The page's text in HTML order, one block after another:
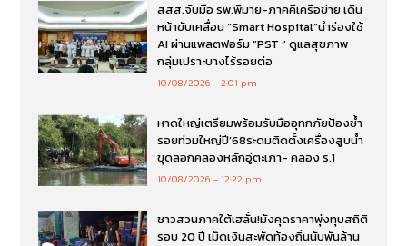
สสส.จับมือ รพ.พิมาย-ภาคคีเครือข่าย เดิน
หน้าขับเคลื่อน “Smart Hospital”นำร่องใช้
AI ผ่านแพลตฟอร์ม “PST ” ดูแลสุขภาพ
กลุ่มเปราะบางไร้รอยต่อ
10/08/2026 2:01 pm
หาดใหญ่เตรียมพร้อมรับมืออุทกภัยป้องซ้ำ
รอยท่วมใหญ่ปี’68ระดมติดตั้งเครื่องสูบน้ำ
ขุดลอกคลองหลักอู่ตะเภา- คลอง ร.1
10/08/2026 12:22 pm
ชาวสวนภาคใต้เฮลั่น!มังคุดราคาพุ่งทุบสถิติ
รอบ 20 ปี เม็ดเงินสะพัดท้องถิ่นนับพันล้าน